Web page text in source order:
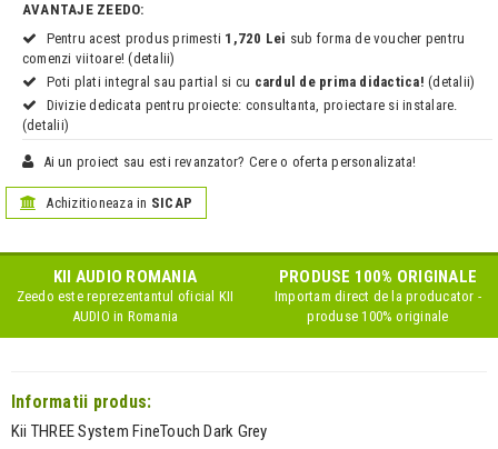
AVANTAJE ZEEDO:
Pentru acest produs primesti 1,720 Lei sub forma de voucher pentru
comenzi viitoare! (detalii)
Poti plati integral sau partial si cu cardul de prima didactica! (detalii)
Divizie dedicata pentru proiecte: consultanta, proiectare si instalare.
(detalii)
Ai un proiect sau esti revanzator? Cere o oferta personalizata!
Achizitioneaza in SICAP
KII AUDIO ROMANIA
Zeedo este reprezentantul oficial KII
AUDIO in Romania
PRODUSE 100% ORIGINALE
Importam direct de la producator -
produse 100% originale
Informatii produs:
Kii THREE System FineTouch Dark Grey